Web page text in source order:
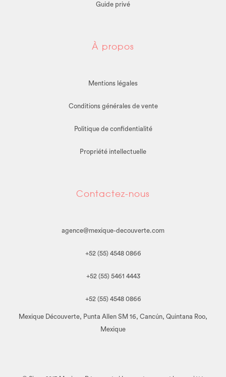
Guide privé
À propos
Mentions légales
Conditions générales de vente
Politique de confidentialité
Propriété intellectuelle
Contactez-nous
agence@mexique-decouverte.com
+52 (55) 4548 0866
+52 (55) 5461 4443
+52 (55) 4548 0866
Mexique Découverte, Punta Allen SM 16, Cancún, Quintana Roo,
Mexique